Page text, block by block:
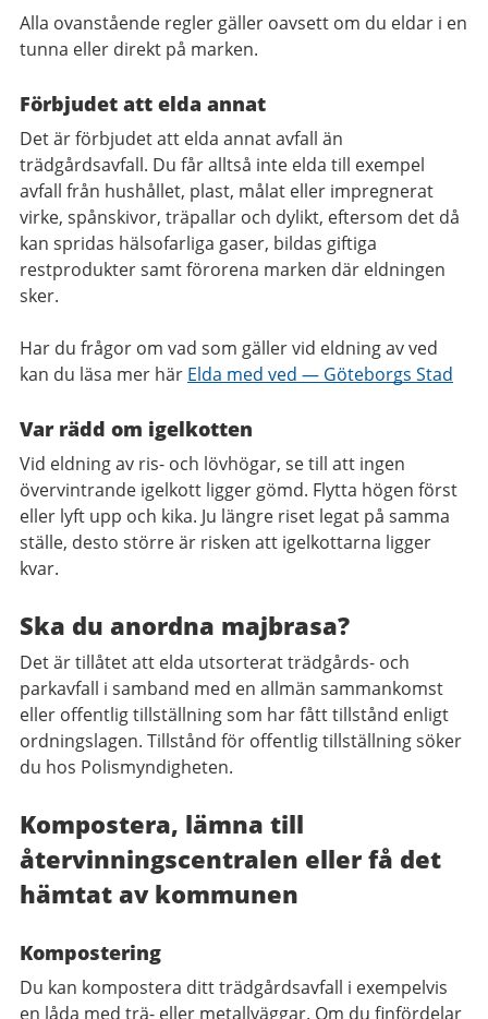
Alla ovanstående regler gäller oavsett om du eldar i en
tunna eller direkt på marken.
Förbjudet att elda annat
Det är förbjudet att elda annat avfall än
trädgårdsavfall. Du får alltså inte elda till exempel
avfall från hushållet, plast, målat eller impregnerat
virke, spånskivor, träpallar och dylikt, eftersom det då
kan spridas hälsofarliga gaser, bildas giftiga
restprodukter samt förorena marken där eldningen
sker.
Har du frågor om vad som gäller vid eldning av ved
kan du läsa mer här Elda med ved — Göteborgs Stad
Var rädd om igelkotten
Vid eldning av ris- och lövhögar, se till att ingen
övervintrande igelkott ligger gömd. Flytta högen först
eller lyft upp och kika. Ju längre riset legat på samma
ställe, desto större är risken att igelkottarna ligger
kvar.
Ska du anordna majbrasa?
Det är tillåtet att elda utsorterat trädgårds- och
parkavfall i samband med en allmän sammankomst
eller offentlig tillställning som har fått tillstånd enligt
ordningslagen. Tillstånd för offentlig tillställning söker
du hos Polismyndigheten.
Kompostera, lämna till
återvinningscentralen eller få det
hämtat av kommunen
Kompostering
Du kan kompostera ditt trädgårdsavfall i exempelvis
en låda med trä- eller metallväggar. Om du finfördelar